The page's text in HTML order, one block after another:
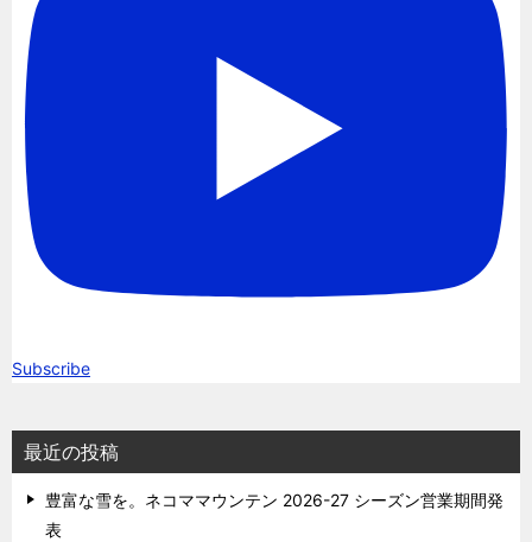
Subscribe
最近の投稿
豊富な雪を。ネコママウンテン 2026-27 シーズン営業期間発
表